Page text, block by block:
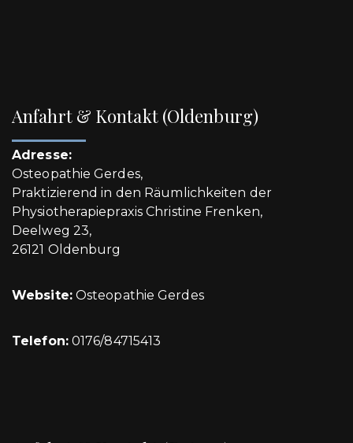
Anfahrt & Kontakt (Oldenburg)
Adresse:
Osteopathie Gerdes,
Praktizierend in den Räumlichkeiten der
Physiotherapiepraxis Christine Frenken,
Deelweg 23,
26121 Oldenburg
Website: Osteopathie Gerdes
Telefon:0176/84715413